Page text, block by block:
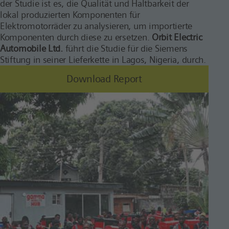
der Studie ist es, die Qualität und Haltbarkeit der
lokal produzierten Komponenten für
Elektromotorräder zu analysieren, um importierte
Komponenten durch diese zu ersetzen. Orbit Electric
Automobile Ltd. führt die Studie für die Siemens
Stiftung in seiner Lieferkette in Lagos, Nigeria, durch.
Download Report